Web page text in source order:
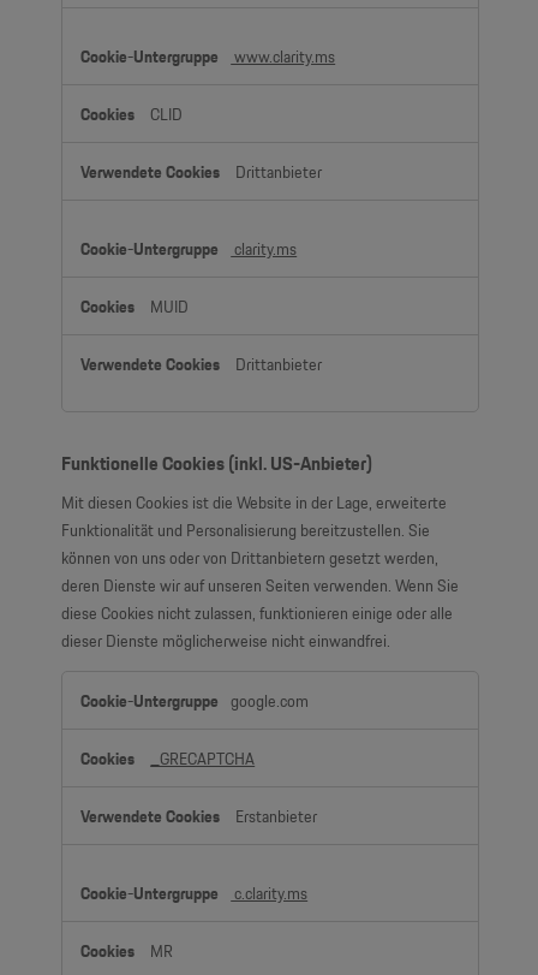
www.clarity.ms
CLID
Drittanbieter
clarity.ms
MUID
Drittanbieter
Funktionelle Cookies (inkl. US-Anbieter)
Mit diesen Cookies ist die Website in der Lage, erweiterte
Funktionalität und Personalisierung bereitzustellen. Sie
können von uns oder von Drittanbietern gesetzt werden,
deren Dienste wir auf unseren Seiten verwenden. Wenn Sie
diese Cookies nicht zulassen, funktionieren einige oder alle
dieser Dienste möglicherweise nicht einwandfrei.
Cookies
(inkl.
Anbieter)
google.com
_GRECAPTCHA
Erstanbieter
c.clarity.ms
MR